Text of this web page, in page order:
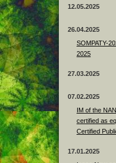
12.05.2025
26.04.2025
SOMPATY-
2025
27.03.2025
07.02.2025
IM of the
certified as
Certified
17.01.2025